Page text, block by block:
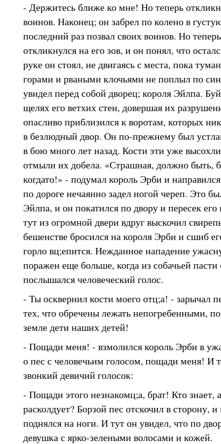
- Держитесь ближе ко мне! Но теперь
воинов. Наконец; он забрел по колено в
последний раз позвал своих воинов. Но
откликнулся на его зов, и он понял, что
руке он стоял, не двигаясь с места, пока
горами и рваными клочьями не поплыл по
увидел перед собой дворец; короля Эйлпа.
щелях его ветхих стен, довершая их
опасливо приблизился к воротам, которых
в безлюдный двор. Он по-прежнему был
в бою много лет назад. Кости эти уже
отмыли их добела. «Страшная, должно быть,
когдато!» - подумал король Эрби и
по дороге нечаянно задел ногой череп. Это
Эйлпа, и он покатился по двору и пересек
тут из огромной двери вдруг выскочил
бешенстве бросился на короля Эрби и сшиб
горло вц;епится. Нежданное нападение
поражен еще больше, когда из собачьей
послышался человеческий голос.
- Ты осквернил кости моего отц;а! - зарычал
тех, что обречены лежать непогребенными,
земле дети наших детей!
- Пощади меня! - взмолился король Эрби в
о пес с человечьим голосом, пощади меня! И
звонкий девичий голосок:
- Пощади этого незнакомц;а, брат! Кто знает,
расколдует? Борзой пес отскочил в сторону,
поднялся на ноги. И тут он увидел, что по
девушка с ярко-зелеными волосами и кожей.